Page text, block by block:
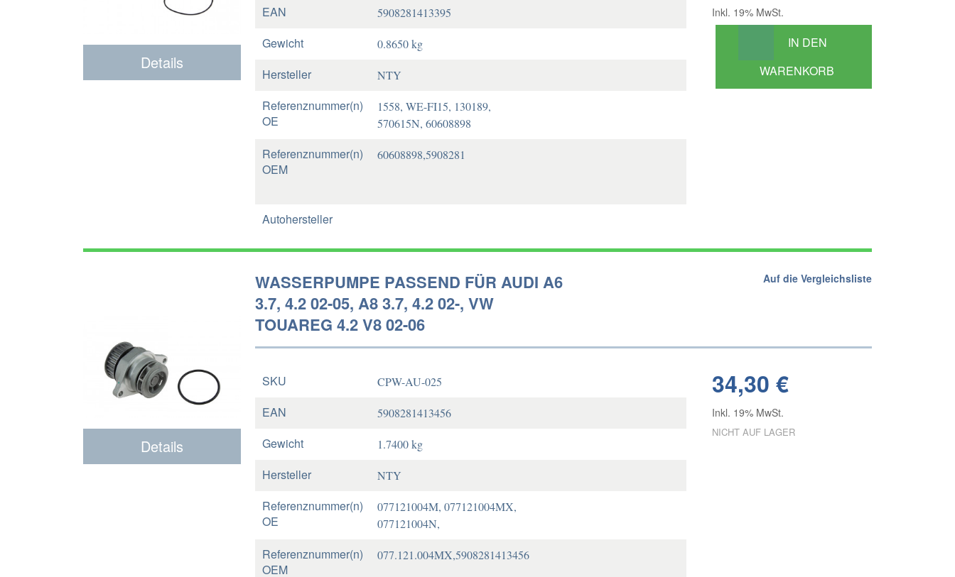
Details
Inkl. 19% MwSt.
IN DEN
WARENKORB
EAN 5908281413395
Gewicht 0.8650 kg
Hersteller NTY
Referenznummer(n)
OE
1558, WE-FI15, 130189,
570615N, 60608898
Referenznummer(n)
OEM
60608898,5908281
Autohersteller
Details
WASSERPUMPE PASSEND FÜR AUDI A6
3.7, 4.2 02-05, A8 3.7, 4.2 02-, VW
TOUAREG 4.2 V8 02-06
Auf die Vergleichsliste
34,30 €
Inkl. 19% MwSt.
NICHT AUF LAGER
SKU CPW-AU-025
EAN 5908281413456
Gewicht 1.7400 kg
Hersteller NTY
Referenznummer(n)
OE
077121004M, 077121004MX,
077121004N,
Referenznummer(n)
OEM
077.121.004MX,5908281413456